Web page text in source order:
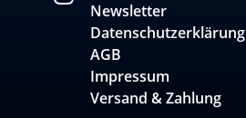
Newsletter
Datenschutzerklärung
AGB
Impressum
Versand & Zahlung